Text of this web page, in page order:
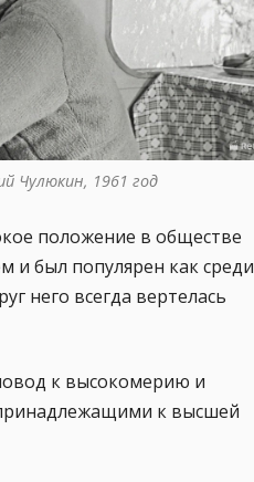
Чулюкин, 1961 год
положение в обществе
и был популярен как среди
него всегда вертелась
к высокомерию и
к высшей